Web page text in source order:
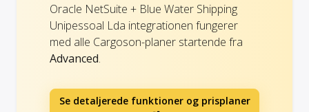
Oracle NetSuite + Blue Water Shipping
Unipessoal Lda integrationen fungerer
med alle Cargoson-planer startende fra
Advanced.
Se detaljerede funktioner og prisplaner